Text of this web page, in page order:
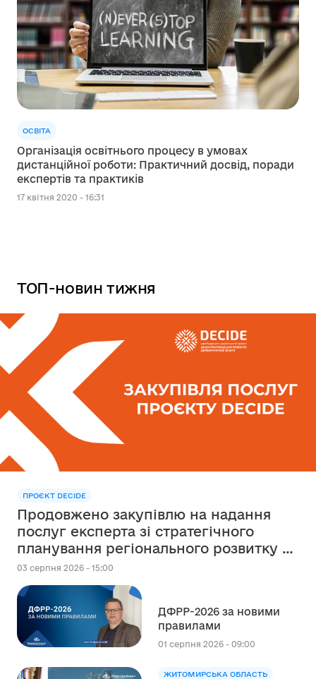
ОСВІТА
Організація освітнього процесу в умовах
дистанційної роботи: Практичний досвід, поради
експертів та практиків
17 квітня 2020 - 16:31
ТОП-новин тижня
ПРОЄКТ DECIDE
Продовжено закупівлю на надання
послуг експерта зі стратегічного
планування регіонального розвитку в
сфері освіти в межах реалізації
Швейцарсько-українського Проєкту
DECIDE
03 серпня 2026 - 15:00
ДФРР-2026 за новими
правилами
01 серпня 2026 - 09:00
ЖИТОМИРСЬКА ОБЛАСТЬ